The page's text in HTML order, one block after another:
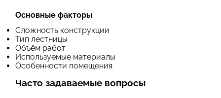
Основные факторы:
Сложность конструкции
Тип лестницы
Объём работ
Используемые материалы
Особенности помещения
Часто задаваемые вопросы